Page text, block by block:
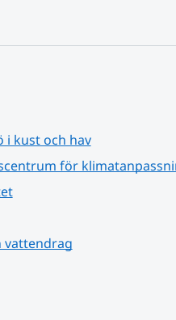
i kust och hav
för
vattendrag